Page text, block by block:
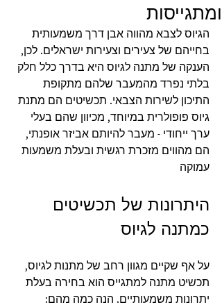
ומתגייסות
הגיוס לצבא מהווה אבן דרך משמעותית
בחייהם של צעירים וצעירות ישראלים. לכן,
הענקה של מתנה לגיוס היא בדרך כלל חלק
בלתי נפרד מהמעבר שלהם מתקופת
התיכון לשירות הצבאי. תכשיטים הם מתנת
גיוס פופולרית במיוחד, מכיוון שהם בעלי
ערך ייחודי - מעבר להיותם אביזר אופנתי,
הם מהווים מזכרת רגשית ובעלת משמעות
עמוקה
היתרונות של תכשיטים
כמתנה לגיוס
על אף שקיים מגוון רחב של מתנות לגיוס,
תכשיט מתנה למתגייס הוא בחירה בעלת
יתרונות משמעותיים. הנה כמה מהם: